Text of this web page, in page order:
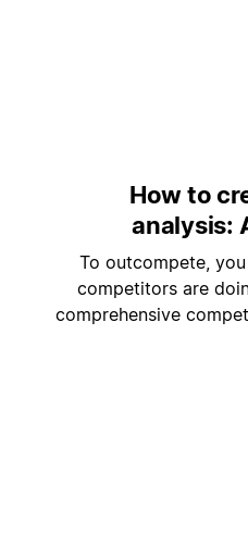
How
To
competitors
comprehensive